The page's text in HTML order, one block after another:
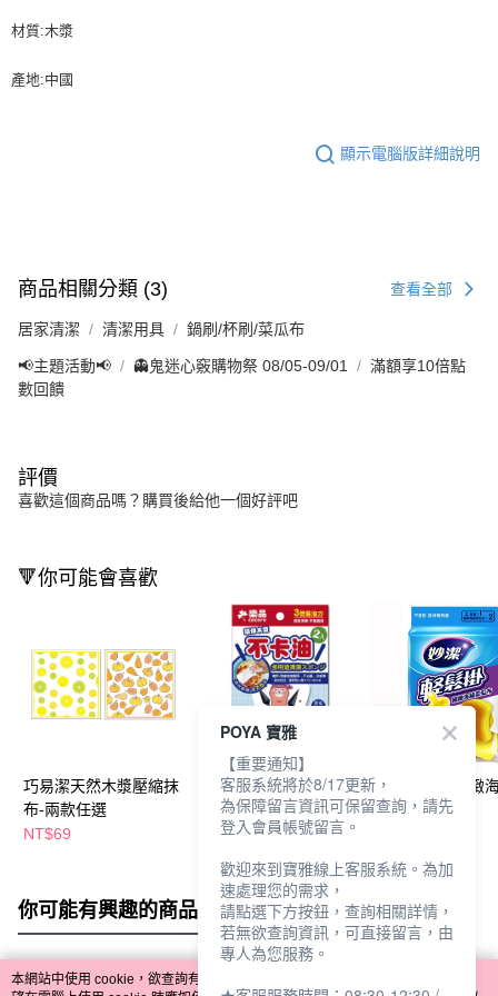
材質:木漿
產地:中國
顯示電腦版詳細說明
商品相關分類 (3) 查看全部
居家清潔 清潔用具 鍋刷/杯刷/菜瓜布
📢主題活動📢 👻鬼迷心竅購物祭 08/05-09/01
滿額享10倍點
數回饋
評價
喜歡這個商品嗎？購買後給他一個好評吧
🔻你可能會喜歡
巧易潔天然木漿壓縮抹
布-兩款任選
NT$69
樂品環保壓縮木漿清潔
海綿2入
NT$49
妙潔輕鬆掛細緻
瓜布
你可能有興趣的商品 全站排行
本網站中使用 cookie，欲查詢有關本網站使用 cookie 方式之詳情，及若您不希
POYA 寶雅
【重要通知】
客服系統將於8/17更新，
為保障留言資訊可保留查詢，請先
登入會員帳號留言。
歡迎來到寶雅線上客服系統。為加
速處理您的需求，
請點選下方按鈕，查詢相關詳情，
若無欲查詢資訊，可直接留言，由
專人為您服務。